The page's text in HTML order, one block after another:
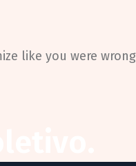
like you were